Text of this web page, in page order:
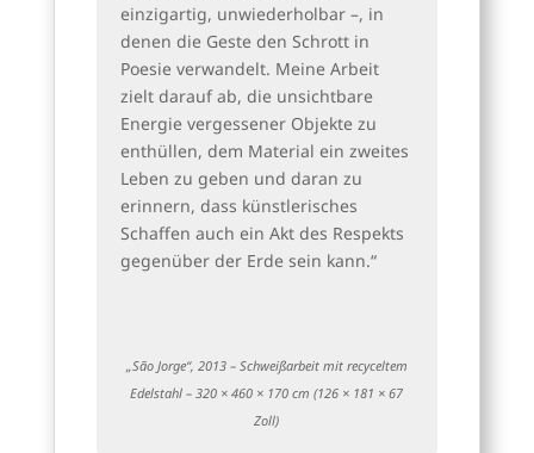
einzigartig, unwiederholbar –, in
denen die Geste den Schrott in
Poesie verwandelt. Meine Arbeit
zielt darauf ab, die unsichtbare
Energie vergessener Objekte zu
enthüllen, dem Material ein zweites
Leben zu geben und daran zu
erinnern, dass künstlerisches
Schaffen auch ein Akt des Respekts
gegenüber der Erde sein kann.“
„São Jorge“, 2013 – Schweißarbeit mit recyceltem
Edelstahl – 320 × 460 × 170 cm (126 × 181 × 67
Zoll)